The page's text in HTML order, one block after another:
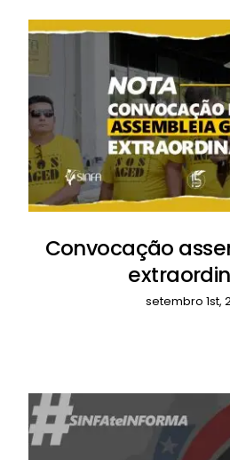
Convocação
setembro 1st,